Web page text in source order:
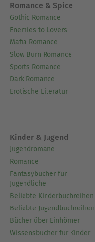
Romance & Spice
Gothic Romance
Enemies to Lovers
Mafia Romance
Slow Burn Romance
Sports Romance
Dark Romance
Erotische Literatur
Kinder & Jugend
Jugendromane
Romance
Fantasybücher für
Jugendliche
Beliebte Kinderbuchreihen
Beliebte Jugendbuchreihen
Bücher über Einhörner
Wissensbücher für Kinder